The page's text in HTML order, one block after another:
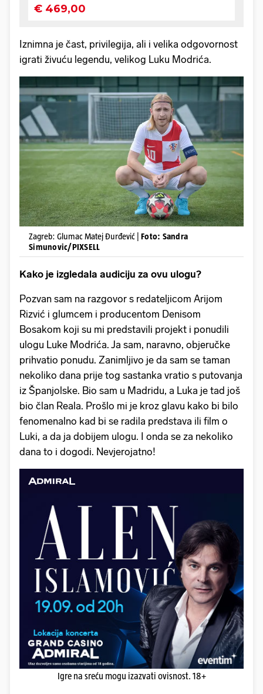
Iznimna je čast, privilegija, ali i velika odgovornost
igrati živuću legendu, velikog Luku Modrića.
Zagreb: Glumac Matej Đurđević | Foto: Sandra
Simunovic/PIXSELL
Kako je izgledala audiciju za ovu ulogu?
Pozvan sam na razgovor s redateljicom Arijom
Rizvić i glumcem i producentom Denisom
Bosakom koji su mi predstavili projekt i ponudili
ulogu Luke Modrića. Ja sam, naravno, objeručke
prihvatio ponudu. Zanimljivo je da sam se taman
nekoliko dana prije tog sastanka vratio s putovanja
iz Španjolske. Bio sam u Madridu, a Luka je tad još
bio član Reala. Prošlo mi je kroz glavu kako bi bilo
fenomenalno kad bi se radila predstava ili film o
Luki, a da ja dobijem ulogu. I onda se za nekoliko
dana to i dogodi. Nevjerojatno!
Igre na sreću mogu izazvati ovisnost. 18+